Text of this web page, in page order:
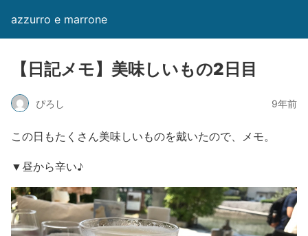
azzurro e marrone
【日記メモ】美味しいもの2日目
ぴろし 9年前
この日もたくさん美味しいものを戴いたので、メモ。
▼昼から辛い♪